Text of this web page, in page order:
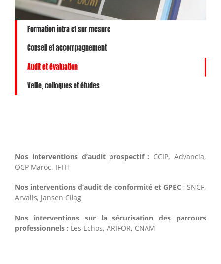
Formation intra et sur mesure
Conseil et accompagnement
Audit et évaluation
Veille, colloques et études
Nos interventions d’audit prospectif : CCIP, Advancia,
OCP Maroc, IFTH
Nos interventions d’audit de conformité et GPEC : SNCF,
Arvalis, Jansen Cilag
Nos interventions sur la sécurisation des parcours
professionnels : Les Echos, ARIFOR, CNAM